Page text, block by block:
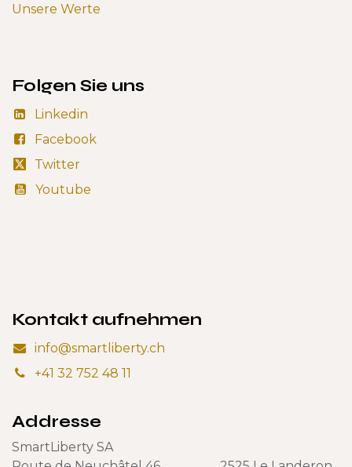
Unsere Werte
Folgen Sie uns
Linkedin
Facebook
Twitter
Youtube
Kontakt aufnehmen
info@smartliberty.ch
+41 32 752 48 11
Addresse
SmartLiberty SA